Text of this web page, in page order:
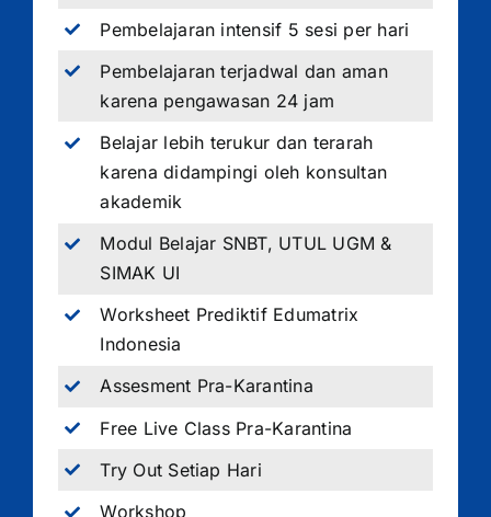
Pembelajaran intensif 5 sesi per hari
Pembelajaran terjadwal dan aman
karena pengawasan 24 jam
Belajar lebih terukur dan terarah
karena didampingi oleh konsultan
akademik
Modul Belajar SNBT, UTUL UGM &
SIMAK UI
Worksheet Prediktif Edumatrix
Indonesia
Assesment Pra-Karantina
Free Live Class Pra-Karantina
Try Out Setiap Hari
Workshop